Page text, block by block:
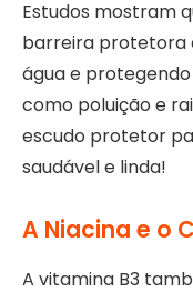
Estudos mostram
barreira protetora
água e
como poluição e
escudo protetor
saudável e linda!
A Niacina e o
A vitamina B3